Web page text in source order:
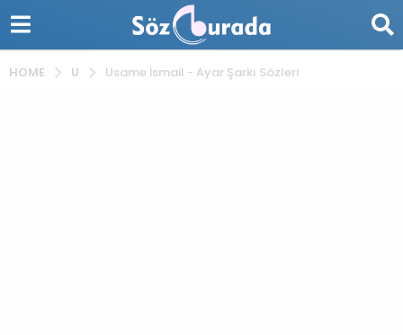
HOME U Usame İsmail - Ayar Şarkı Sözleri